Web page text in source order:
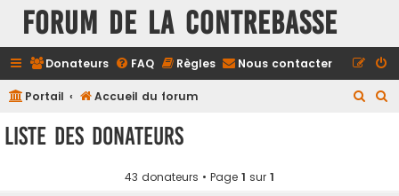
FORUM DE LA CONTREBASSE
Donateurs FAQ Règles Nous contacter
Portail Accueil du forum
Liste des donateurs
43 donateurs • Page 1 sur 1